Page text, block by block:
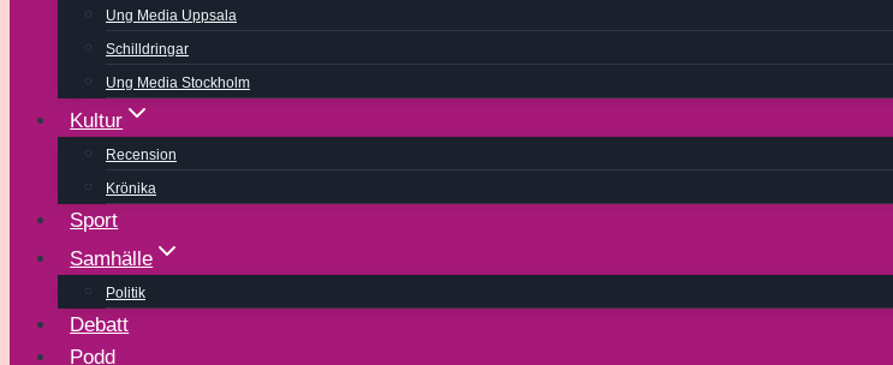
Ung Media Uppsala
Schilldringar
Ung Media Stockholm
Kultur
Recension
Krönika
Sport
Samhälle
Politik
Debatt
Podd